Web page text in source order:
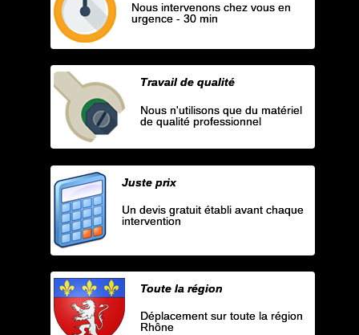
Nous intervenons chez vous en
urgence - 30 min
Travail de qualité
Nous n'utilisons que du matériel
de qualité professionnel
Juste prix
Un devis gratuit établi avant chaque
intervention
Toute la région
Déplacement sur toute la région
Rhône